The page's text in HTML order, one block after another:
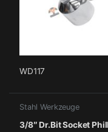
WD117
Stahl Werkzeuge
3/8″ Dr.Bit Socket